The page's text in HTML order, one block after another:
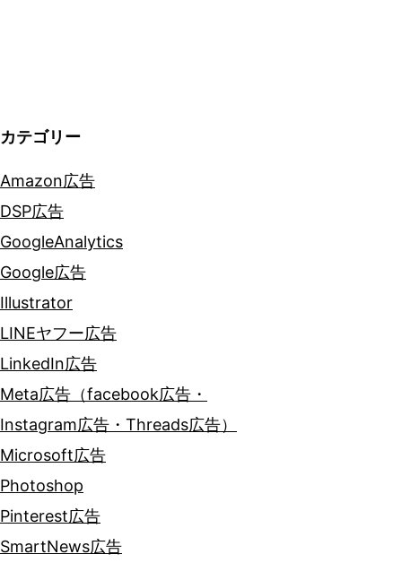
カテゴリー
Amazon広告
DSP広告
GoogleAnalytics
Google広告
Illustrator
LINEヤフー広告
LinkedIn広告
Meta広告（facebook広告・
Instagram広告・Threads広告）
Microsoft広告
Photoshop
Pinterest広告
SmartNews広告